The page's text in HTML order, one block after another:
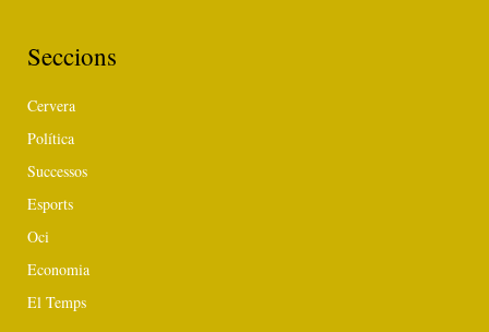
Seccions
Cervera
Política
Successos
Esports
Oci
Economia
El Temps